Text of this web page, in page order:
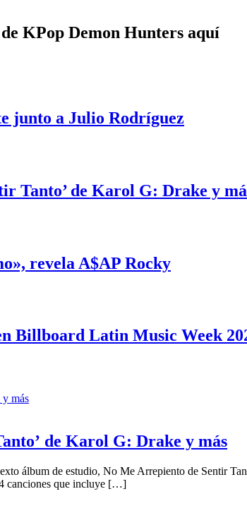
KPop Demon Hunters aquí
junto a Julio Rodríguez
Tanto’ de Karol G: Drake y
revela A$AP Rocky
Billboard Latin Music Week
de Karol G: Drake y más
álbum de estudio, No Me Arrepiento de Sentir
canciones que incluye […]